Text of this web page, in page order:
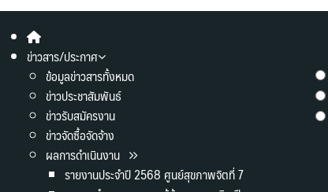
ข่าวสาร/ประกาศ
ข้อมูลข่าวสารทั้งหมด
ข่าวประชาสัมพันธ์
ข่าวรับสมัครงาน
ข่าวจัดซื้อจัดจ้าง
ผลการดำเนินงาน
รายงานประจำปี 2568 ศูนย์สุขภาพจิตที่ 7